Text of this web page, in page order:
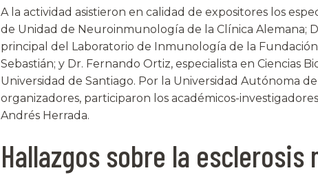
A la actividad asistieron en calidad de expositores los
de Unidad de Neuroinmunología de la Clínica Alemana;
principal del Laboratorio de Inmunología de la Fundación
Sebastián; y Dr. Fernando Ortiz, especialista en Ciencias
Universidad de Santiago. Por la Universidad Autónoma
organizadores, participaron los académicos-
Andrés Herrada.
Hallazgos sobre la esclerosis